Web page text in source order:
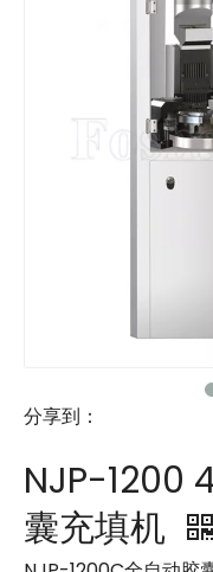
分享到：
NJP-1200
囊充填机